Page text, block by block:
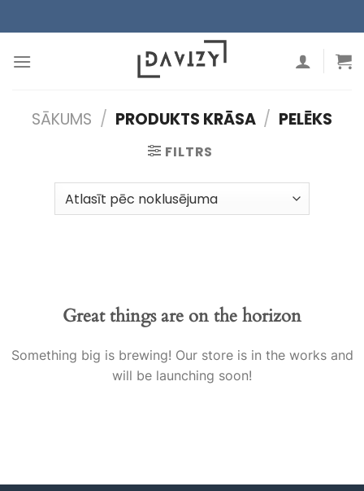
to
SĀKUMS / PRODUKTS KRĀSA / PELĒKS
FILTRS
Great things are on the horizon
Something big is brewing! Our store is in the works and
will be launching soon!